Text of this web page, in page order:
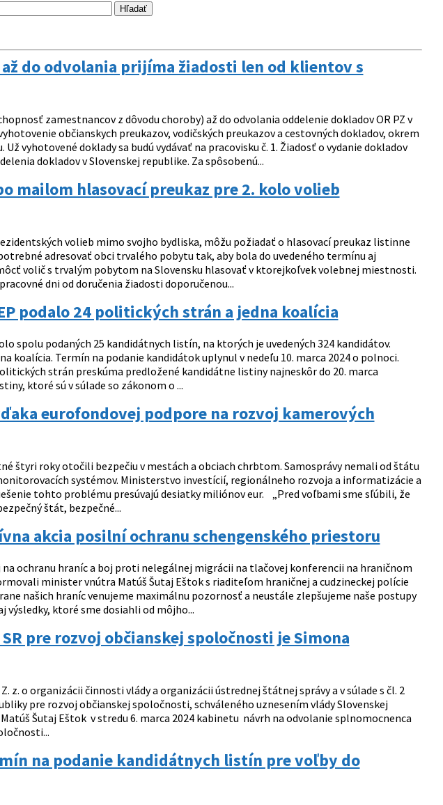
do odvolania prijíma žiadosti len od klientov s
zamestnancov z dôvodu choroby) až do odvolania oddelenie dokladov OR PZ v
občianskych preukazov, vodičských preukazov a cestovných dokladov, okrem
vyhotovené doklady sa budú vydávať na pracovisku č. 1. Žiadosť o vydanie dokladov
dokladov v Slovenskej republike. Za spôsobenú...
mailom hlasovací preukaz pre 2. kolo volieb
volieb mimo svojho bydliska, môžu požiadať o hlasovací preukaz listinne
adresovať obci trvalého pobytu tak, aby bola do uvedeného termínu aj
volič s trvalým pobytom na Slovensku hlasovať v ktorejkoľvek volebnej miestnosti.
dni od doručenia žiadosti doporučenou...
podalo 24 politických strán a jedna koalícia
spolu podaných 25 kandidátnych listín, na ktorých je uvedených 324 kandidátov.
koalícia. Termín na podanie kandidátok uplynul v nedeľu 10. marca 2024 o polnoci.
strán preskúma predložené kandidátne listiny najneskôr do 20. marca
ktoré sú v súlade so zákonom o ...
eurofondovej podpore na rozvoj kamerových
štyri roky otočili bezpečiu v mestách a obciach chrbtom. Samosprávy nemali od štátu
systémov. Ministerstvo investícií, regionálneho rozvoja a informatizácie a
tohto problému presúvajú desiatky miliónov eur. „Pred voľbami sme sľúbili, že
štát, bezpečné...
akcia posilní ochranu schengenského priestoru
ochranu hraníc a boj proti nelegálnej migrácii na tlačovej konferencii na hraničnom
minister vnútra Matúš Šutaj Eštok s riaditeľom hraničnej a cudzineckej polície
našich hraníc venujeme maximálnu pozornosť a neustále zlepšujeme naše postupy
ktoré sme dosiahli od môjho...
pre rozvoj občianskej spoločnosti je Simona
z. o organizácii činnosti vlády a organizácii ústrednej štátnej správy a v súlade s čl. 2
pre rozvoj občianskej spoločnosti, schváleného uznesením vlády Slovenskej
Šutaj Eštok v stredu 6. marca 2024 kabinetu návrh na odvolanie splnomocnenca
na podanie kandidátnych listín pre voľby do